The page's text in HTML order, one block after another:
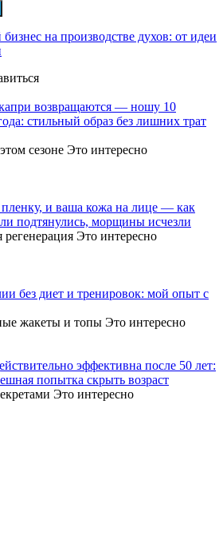
на производстве духов: от идеи
возвращаются — ношу 10
стильный образ без лишних трат
сезоне Это интересно
и ваша кожа на лице — как
подтянулись, морщины исчезли
регенерация Это интересно
без диет и тренировок: мой опыт с
жакеты и топы Это интересно
эффективна после 50 лет:
попытка скрыть возраст
Это интересно